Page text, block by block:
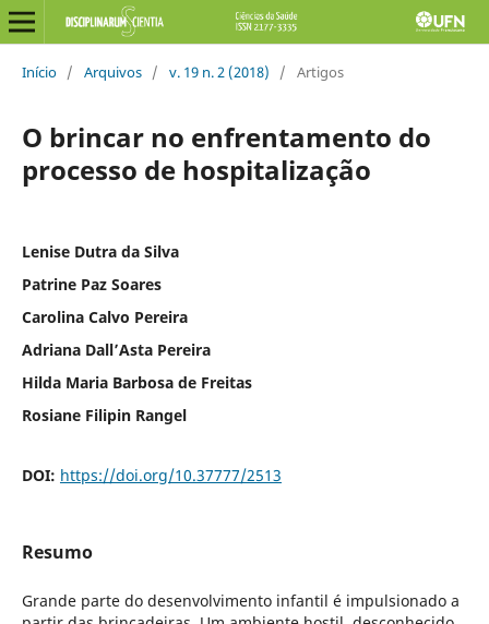
Início / Arquivos / v. 19 n. 2 (2018) / Artigos
O brincar no enfrentamento do
processo de hospitalização
Lenise Dutra da Silva
Patrine Paz Soares
Carolina Calvo Pereira
Adriana Dall’Asta Pereira
Hilda Maria Barbosa de Freitas
Rosiane Filipin Rangel
DOI: https://doi.org/10.37777/2513
Resumo
Grande parte do desenvolvimento infantil é impulsionado a